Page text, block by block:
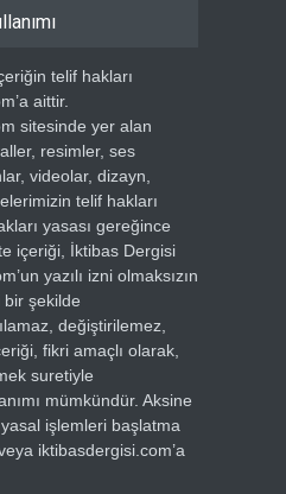
telif hakları
aittir.
sitesinde yer alan
resimler, ses
videolar, dizayn,
telif hakları
yasası gereğince
içeriği, İktibas Dergisi
yazılı izni olmaksızın
şekilde
değiştirilemez,
fikri amaçlı olarak,
suretiyle
mümkündür. Aksine
yasal işlemleri başlatma
iktibasdergisi.com’a